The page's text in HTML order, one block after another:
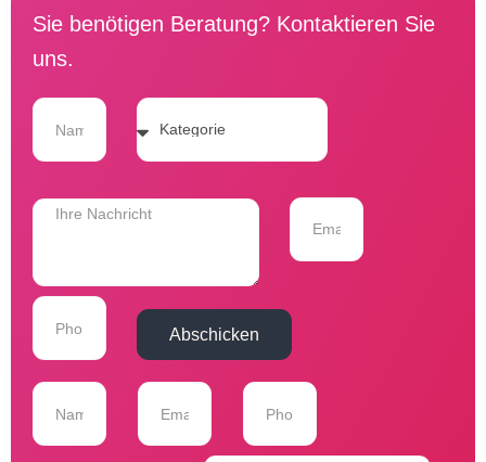
Sie benötigen Beratung? Kontaktieren Sie
uns.
Abschicken